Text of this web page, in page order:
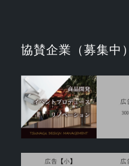
協賛企業（募集中）